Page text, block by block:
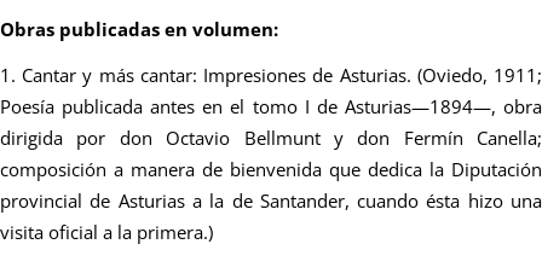
Obras publicadas en volumen:
Cantar y más cantar: Impresiones de Asturias. (Oviedo, 1911;
Poesía publicada antes en el tomo I de Asturias—1894—, obra
dirigida por don Octavio Bellmunt y don Fermín Canella;
composición a manera de bienvenida que dedica la Diputación
provincial de Asturias a la de Santander, cuando ésta hizo una
visita oficial a la primera.)